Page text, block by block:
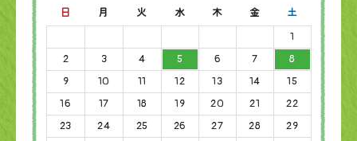
日 月 火 水 木 金
土
1
2
3 4 5 6 7
8
9
10 11 12 13 14
15
16
17 18 19 20 21
22
23
24 25 26 27 28
29